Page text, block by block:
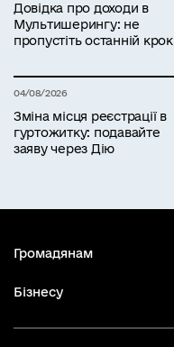
Довідка про доходи в
Мультишерингу: не
пропустіть останній крок
04/08/2026
Зміна місця реєстрації в
гуртожитку: подавайте
заяву через Дію
Громадянам
Бізнесу